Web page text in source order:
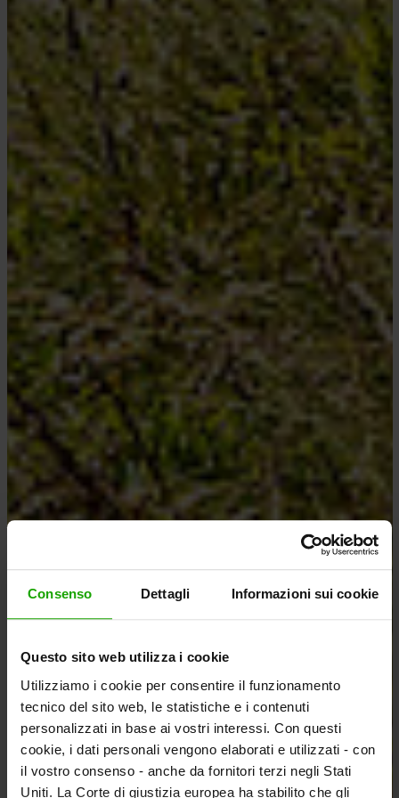
Consenso Dettagli Informazioni sui cookie
Questo sito web utilizza i cookie
Utilizziamo i cookie per consentire il funzionamento
tecnico del sito web, le statistiche e i contenuti
personalizzati in base ai vostri interessi. Con questi
cookie, i dati personali vengono elaborati e utilizzati - con
il vostro consenso - anche da fornitori terzi negli Stati
Uniti. La Corte di giustizia europea ha stabilito che gli